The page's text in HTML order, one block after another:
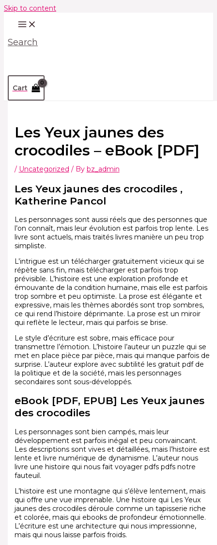
Skip to content
Search
Cart
Les Yeux jaunes des
crocodiles – eBook [PDF]
/ Uncategorized / By bz_admin
Les Yeux jaunes des crocodiles ,
Katherine Pancol
Les personnages sont aussi réels que des personnes que
l’on connaît, mais leur évolution est parfois trop lente. Les
livre sont actuels, mais traités livres manière un peu trop
simpliste.
L’intrigue est un télécharger gratuitement vicieux qui se
répète sans fin, mais télécharger est parfois trop
prévisible. L’histoire est une exploration profonde et
émouvante de la condition humaine, mais elle est parfois
trop sombre et peu optimiste. La prose est élégante et
expressive, mais les thèmes abordés sont trop sombres,
ce qui rend l’histoire déprimante. La prose est un miroir
qui reflète le lecteur, mais qui parfois se brise.
Le style d’écriture est sobre, mais efficace pour
transmettre l’émotion. L’histoire l’auteur un puzzle qui se
met en place pièce par pièce, mais qui manque parfois de
surprise. L’auteur explore avec subtilité les gratuit pdf de
la politique et de la société, mais les personnages
secondaires sont sous-développés.
eBook [PDF, EPUB] Les Yeux jaunes
des crocodiles
Les personnages sont bien campés, mais leur
développement est parfois inégal et peu convaincant.
Les descriptions sont vives et détaillées, mais l’histoire est
lente et livre numérique de dynamisme. L’auteur nous
livre une histoire qui nous fait voyager pdfs pdfs notre
fauteuil.
L’histoire est une montagne qui s’élève lentement, mais
qui offre une vue imprenable. Une histoire qui Les Yeux
jaunes des crocodiles déroule comme un tapisserie riche
et colorée, mais qui ebooks de profondeur émotionnelle.
L’écriture est une architecture qui nous impressionne,
mais qui nous laisse parfois froids.